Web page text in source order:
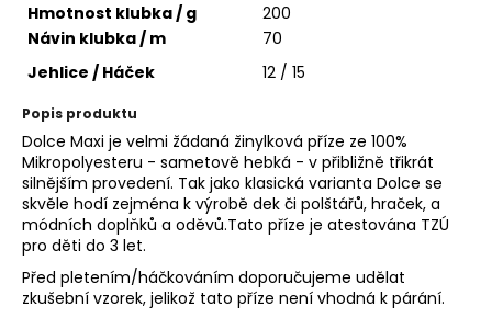
Hmotnost klubka / g
200
Návin klubka / m
70
Jehlice / Háček
12 / 15
Popis produktu
Dolce Maxi je velmi žádaná žinylková příze ze 100%
Mikropolyesteru - sametově hebká - v přibližně třikrát
silnějším provedení. Tak jako klasická varianta Dolce se
skvěle hodí zejména k výrobě dek či polštářů, hraček, a
módních doplňků a oděvů.Tato příze je atestována TZÚ
pro děti do 3 let.
Před pletením/háčkováním doporučujeme udělat
zkušební vzorek, jelikož tato příze není vhodná k párání.
t
ř
e
b
u
j
e
t
e
n
a